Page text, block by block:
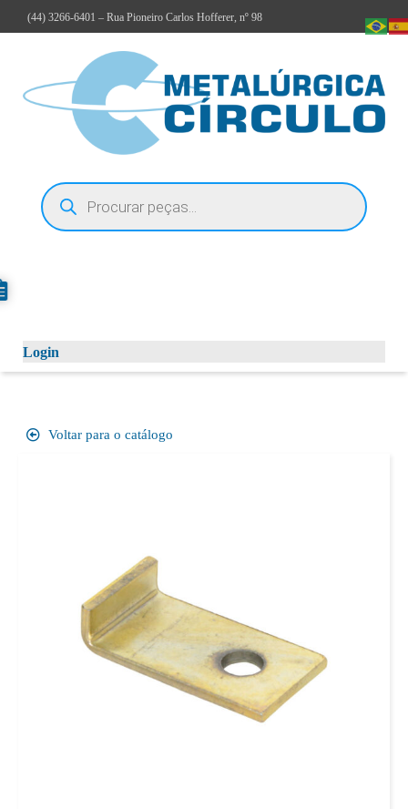
(44) 3266-6401 – Rua Pioneiro Carlos Hofferer, nº 98
Login
Voltar para o catálogo